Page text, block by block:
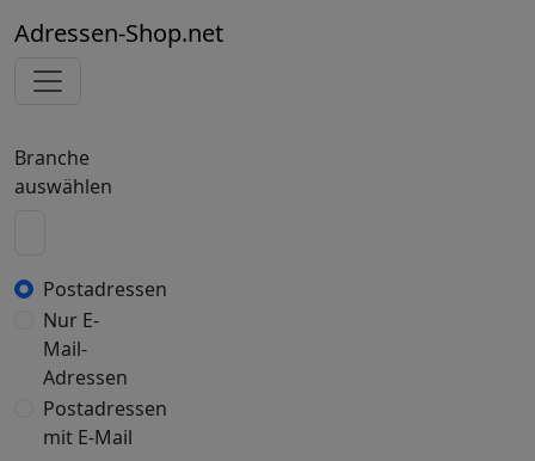
Adressen-Shop.net
Branche
auswählen
Postadressen
Nur E-
Mail-
Adressen
Postadressen
mit E-Mail